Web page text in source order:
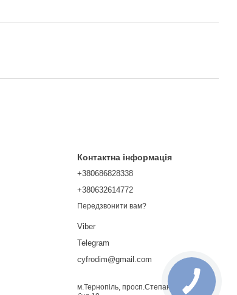
Контактна інформація
+380686828338
+380632614772
Передзвонити вам?
Viber
Telegram
cyfrodim@gmail.com
м.Тернопіль, просп.Степана Бандери